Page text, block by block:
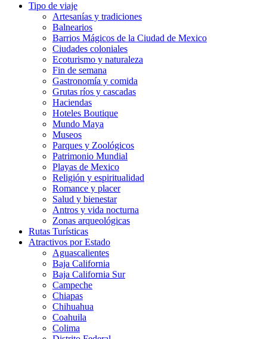
Tipo de viaje
Artesanías y tradiciones
Balnearios
Barrios Mágicos de la Ciudad de Mexico
Ciudades coloniales
Ecoturismo y naturaleza
Fin de semana
Gastronomía y comida
Grutas ríos y cascadas
Haciendas
Hoteles Boutique
Mundo Maya
Museos
Parques y Zoológicos
Patrimonio Mundial
Playas de Mexico
Religión y espiritualidad
Romance y placer
Salud y bienestar
Antros y vida nocturna
Zonas arqueológicas
Rutas Turísticas
Atractivos por Estado
Aguascalientes
Baja California
Baja California Sur
Campeche
Chiapas
Chihuahua
Coahuila
Colima